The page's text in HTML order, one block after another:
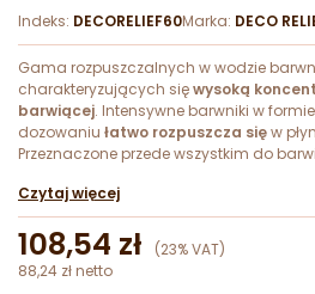
Indeks: DECORELIEF60Marka: DECO
Gama rozpuszczalnych w wodzie
charakteryzujących sięwysoką
barwiącej. Intensywne barwniki w
dozowaniu łatwo rozpuszcza sięw
Przeznaczone przede wszystkim do
tworzenia kolorowych francuskich
Czytaj więcej
108,54 zł (23% VAT)
88,24 zł netto